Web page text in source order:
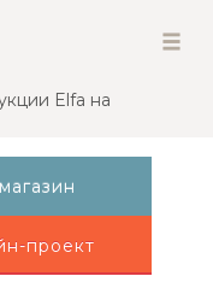
Elfa на
проект